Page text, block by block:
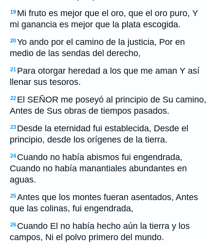
19 Mi fruto es mejor que el oro, que el oro puro, Y
mi ganancia es mejor que la plata escogida.
20Yo ando por el camino de la justicia, Por en
medio de las sendas del derecho,
21 Para otorgar heredad a los que me aman Y así
llenar sus tesoros.
22 El SEÑOR me poseyó al principio de Su camino,
Antes de Sus obras de tiempos pasados.
23 Desde la eternidad fui establecida, Desde el
principio, desde los orígenes de la tierra.
24 Cuando no había abismos fui engendrada,
Cuando no había manantiales abundantes en
aguas.
25Antes que los montes fueran asentados, Antes
que las colinas, fui engendrada,
26 Cuando El no había hecho aún la tierra y los
campos, Ni el polvo primero del mundo.